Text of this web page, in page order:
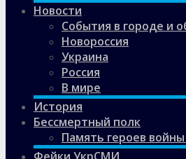
Новости
События в городе и
Новороссия
Украина
Россия
В мире
История
Бессмертный полк
Память героев